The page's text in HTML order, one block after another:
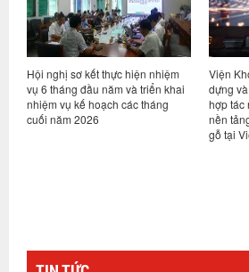
Hội nghị sơ kết thực hiện nhiệm
vụ 6 tháng đầu năm và triển khai
nhiệm vụ kế hoạch các tháng
cuối năm 2026
Viện
dựng
hợp tác
nền
gỗ tại